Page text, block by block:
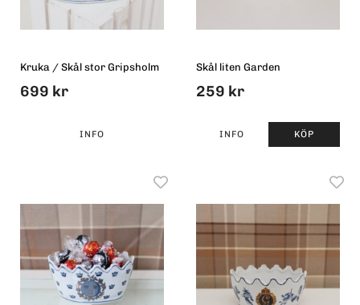
Kruka / Skål stor Gripsholm
699 kr
INFO
Skål liten Garden
259 kr
INFO KÖP